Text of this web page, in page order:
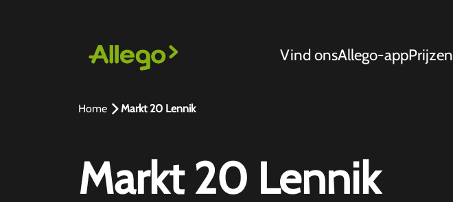
Vind onsAllego-appPrijzen
Home Markt 20 Lennik
Markt 20 Lennik